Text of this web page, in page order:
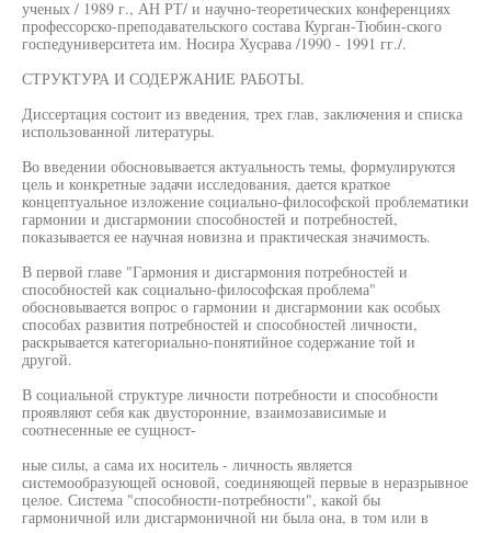
ученых / 1989 г., АН РТ/ и научно-теоретических конференциях
профессорско-преподавательского состава Курган-Тюбин-ского
госпедуниверситета им. Носира Хусрава /1990 - 1991 гг./.
СТРУКТУРА И СОДЕРЖАНИЕ РАБОТЫ.
Диссертация состоит из введения, трех глав, заключения и списка
использованной литературы.
Во введении обосновывается актуальность темы, формулируются
цель и конкретные задачи исследования, дается краткое
концептуальное изложение социально-философской проблематики
гармонии и дисгармонии способностей и потребностей,
показывается ее научная новизна и практическая значимость.
В первой главе "Гармония и дисгармония потребностей и
способностей как социально-философская проблема"
обосновывается вопрос о гармонии и дисгармонии как особых
способах развития потребностей и способностей личности,
раскрывается категориально-понятийное содержание той и
другой.
В социальной структуре личности потребности и способности
проявляют себя как двусторонние, взаимозависимые и
соотнесенные ее сущност-
ные силы, а сама их носитель - личность является
системообразующей основой, соединяющей первые в неразрывное
целое. Система "способности-потребности", какой бы
гармоничной или дисгармоничной ни была она, в том или в